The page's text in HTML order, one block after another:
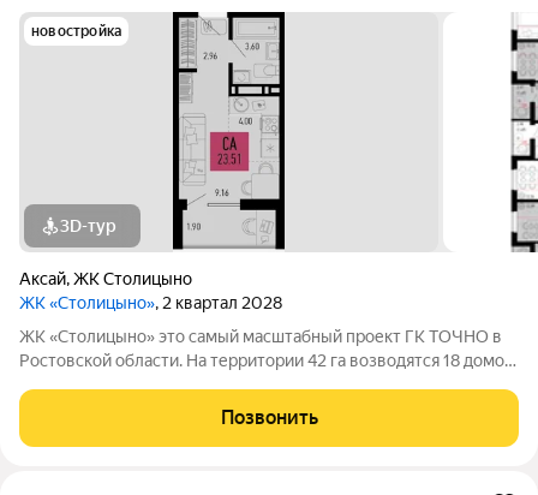
новостройка
3D-тур
Аксай,ЖК Столицыно
ЖК «Столицыно», 2 квартал 2028
ЖК «Столицыно» это самый масштабный проект ГК ТОЧНО в
Ростовской области. На территории 42 га возводятся 18 домов
на 600 мест, медицинский центр, парк 8,4 га и фитнес-центр с
бассейном.
Позвонить